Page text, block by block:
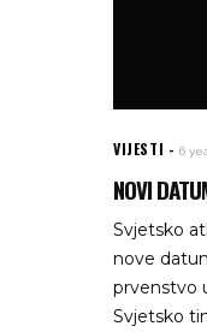
VIJESTI 6
NOVI
Svjetsko
nove
prvenstvo
Svjetsko